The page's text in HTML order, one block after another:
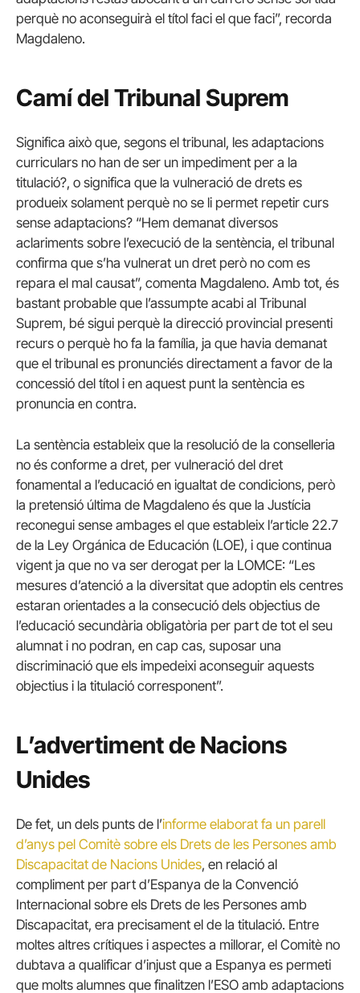
perquè no aconseguirà el títol faci el que faci”, recorda
Magdaleno.
Camí del Tribunal Suprem
Significa això que, segons el tribunal, les adaptacions
curriculars no han de ser un impediment per a la
titulació?, o significa que la vulneració de drets es
produeix solament perquè no se li permet repetir curs
sense adaptacions? “Hem demanat diversos
aclariments sobre l’execució de la sentència, el tribunal
confirma que s’ha vulnerat un dret però no com es
repara el mal causat”, comenta Magdaleno. Amb tot, és
bastant probable que l’assumpte acabi al Tribunal
Suprem, bé sigui perquè la direcció provincial presenti
recurs o perquè ho fa la família, ja que havia demanat
que el tribunal es pronunciés directament a favor de la
concessió del títol i en aquest punt la sentència es
pronuncia en contra.
La sentència estableix que la resolució de la conselleria
no és conforme a dret, per vulneració del dret
fonamental a l’educació en igualtat de condicions, però
la pretensió última de Magdaleno és que la Justícia
reconegui sense ambages el que estableix l’article 22.7
de la Ley Orgánica de Educación (LOE), i que continua
vigent ja que no va ser derogat per la LOMCE: “Les
mesures d’atenció a la diversitat que adoptin els centres
estaran orientades a la consecució dels objectius de
l’educació secundària obligatòria per part de tot el seu
alumnat i no podran, en cap cas, suposar una
discriminació que els impedeixi aconseguir aquests
objectius i la titulació corresponent”.
L’advertiment de Nacions
Unides
De fet, un dels punts de l’informe elaborat fa un parell
d’anys pel Comitè sobre els Drets de les Persones amb
Discapacitat de Nacions Unides, en relació al
compliment per part d’Espanya de la Convenció
Internacional sobre els Drets de les Persones amb
Discapacitat, era precisament el de la titulació. Entre
moltes altres crítiques i aspectes a millorar, el Comitè no
dubtava a qualificar d’injust que a Espanya es permeti
que molts alumnes que finalitzen l’ESO amb adaptacions